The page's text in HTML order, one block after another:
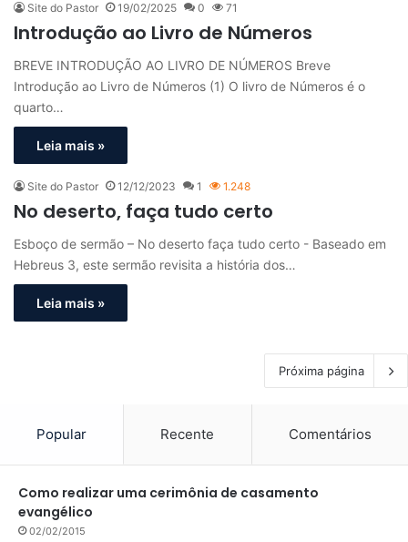
Site do Pastor 19/02/2025 0 71
Introdução ao Livro de Números
BREVE INTRODUÇÃO AO LIVRO DE NÚMEROS Breve
Introdução ao Livro de Números (1) O livro de Números é o
quarto…
Leia mais »
Site do Pastor 12/12/2023 1 1.248
No deserto, faça tudo certo
Esboço de sermão – No deserto faça tudo certo - Baseado em
Hebreus 3, este sermão revisita a história dos…
Leia mais »
Próxima página
Popular Recente Comentários
Como realizar uma cerimônia de casamento
evangélico
02/02/2015